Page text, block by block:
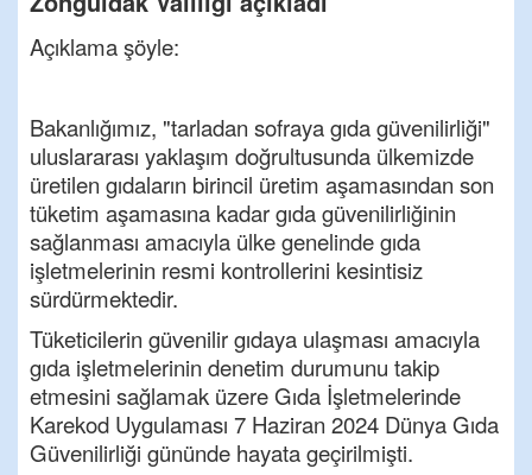
Açıklama şöyle:
Bakanlığımız, "tarladan sofraya gıda güvenilirliği"
uluslararası yaklaşım doğrultusunda ülkemizde
üretilen gıdaların birincil üretim aşamasından son
tüketim aşamasına kadar gıda güvenilirliğinin
sağlanması amacıyla ülke genelinde gıda
işletmelerinin resmi kontrollerini kesintisiz
sürdürmektedir.
Tüketicilerin güvenilir gıdaya ulaşması amacıyla
gıda işletmelerinin denetim durumunu takip
etmesini sağlamak üzere Gıda İşletmelerinde
Karekod Uygulaması 7 Haziran 2024 Dünya Gıda
Güvenilirliği gününde hayata geçirilmişti.